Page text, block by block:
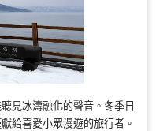
見冰濤融化的聲音。冬季日
給喜愛小眾漫遊的旅行者。